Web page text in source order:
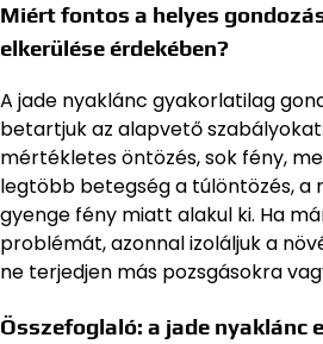
Miért fontos a helyes
elkerülése érdekében?
A jade nyaklánc gyakorlatilag
betartjuk az alapvető
mértékletes öntözés, sok fény,
legtöbb betegség a túlöntözés, a
gyenge fény miatt alakul ki. Ha
problémát, azonnal izoláljuk a
ne terjedjen más pozsgásokra
Összefoglaló: a jade nyaklánc